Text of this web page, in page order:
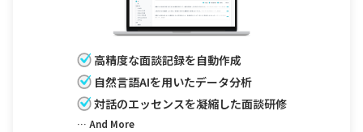
高精度な面談記録を自動作成
自然言語AIを用いたデータ分析
対話のエッセンスを凝縮した面談研修
… And More